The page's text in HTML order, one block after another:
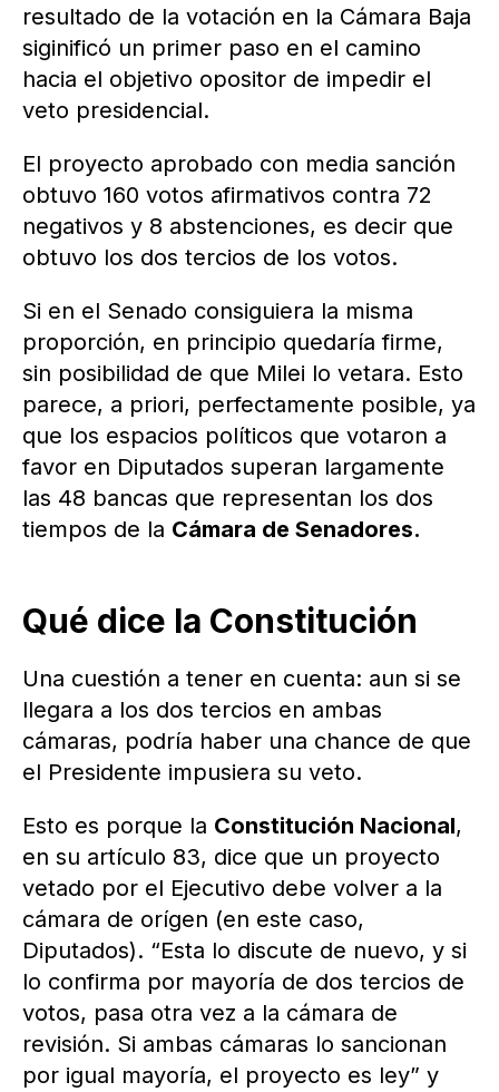
resultado de la votación en la Cámara Baja
siginificó un primer paso en el camino
hacia el objetivo opositor de impedir el
veto presidencial.
El proyecto aprobado con media sanción
obtuvo 160 votos afirmativos contra 72
negativos y 8 abstenciones, es decir que
obtuvo los dos tercios de los votos.
Si en el Senado consiguiera la misma
proporción, en principio quedaría firme,
sin posibilidad de que Milei lo vetara. Esto
parece, a priori, perfectamente posible, ya
que los espacios políticos que votaron a
favor en Diputados superan largamente
las 48 bancas que representan los dos
tiempos de la Cámara de Senadores.
Qué dice la Constitución
Una cuestión a tener en cuenta: aun si se
llegara a los dos tercios en ambas
cámaras, podría haber una chance de que
el Presidente impusiera su veto.
Esto es porque la Constitución Nacional,
en su artículo 83, dice que un proyecto
vetado por el Ejecutivo debe volver a la
cámara de orígen (en este caso,
Diputados). “Esta lo discute de nuevo, y si
lo confirma por mayoría de dos tercios de
votos, pasa otra vez a la cámara de
revisión. Si ambas cámaras lo sancionan
por igual mayoría, el proyecto es ley” y